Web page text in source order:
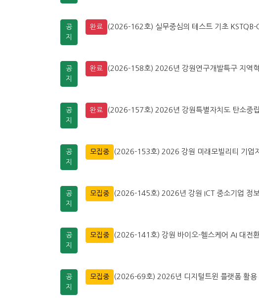
공
지
완료 (2026-162호) 실무중심의 테스트 기초 KSTQB-
공
지
완료 (2026-158호) 2026년 강원연구개발특구 지역
공
지
완료 (2026-157호) 2026년 강원특별자치도 탄소중
공
지
모집중 (2026-153호) 2026 강원 미래모빌리티 기업
공
지
모집중 (2026-145호) 2026년 강원 ICT 중소기업 정
공
지
모집중 (2026-141호) 강원 바이오-헬스케어 AI 대전
공
지
모집중 (2026-69호) 2026년 디지털트윈 플랫폼 활용